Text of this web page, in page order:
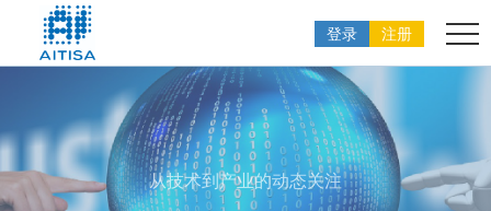
登录 注册
从技术到产业的动态关注